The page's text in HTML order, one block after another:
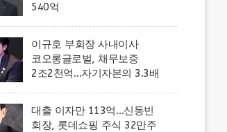
540억
이규호 부회장 사내이사
코오롱글로벌, 채무보증
2조2천억…자기자본의 3.3배
대출 이자만 113억…신동빈
회장, 롯데쇼핑 주식 32만주